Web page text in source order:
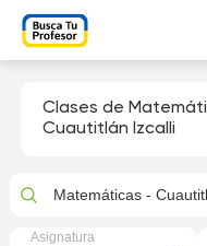
Clases de
Cuautitlán Izcalli
Matemáticas -
Asignatura